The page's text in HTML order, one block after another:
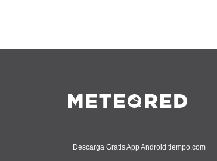
Descarga Gratis App Android tiempo.com